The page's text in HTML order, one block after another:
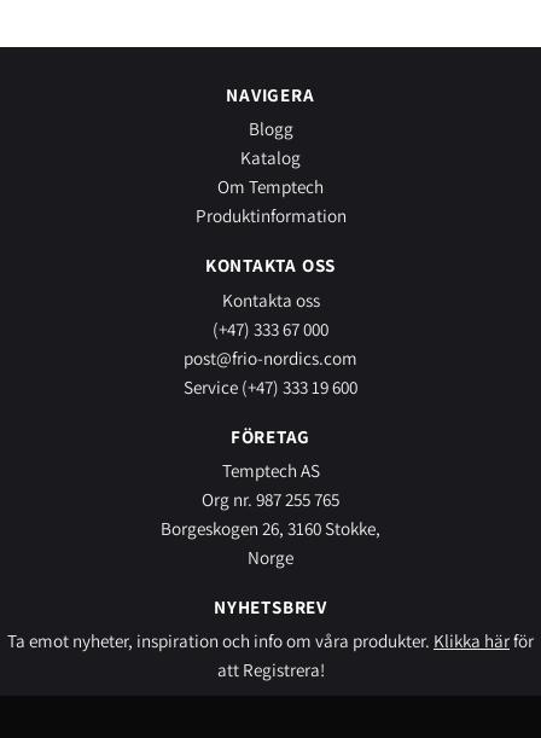
NAVIGERA
Blogg
Katalog
Om Temptech
Produktinformation
KONTAKTA OSS
Kontakta oss
(+47) 333 67 000
post@frio-nordics.com
Service (+47) 333 19 600
FÖRETAG
Temptech AS
Org nr. 987 255 765
Borgeskogen 26, 3160 Stokke,
Norge
NYHETSBREV
Ta emot nyheter, inspiration och info om våra produkter. Klikka härför
att Registrera!